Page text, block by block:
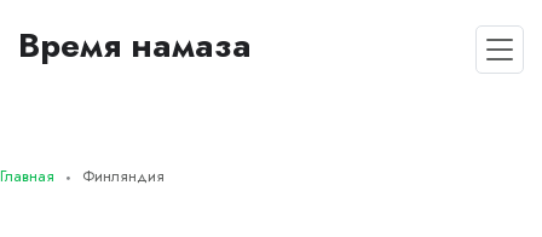
Время намаза
Главная Финляндия